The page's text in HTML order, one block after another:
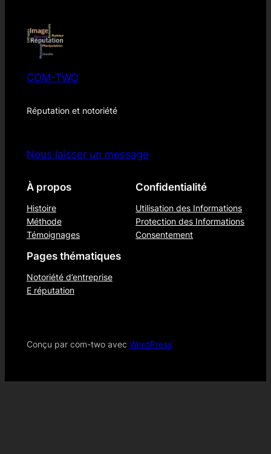
COM-TWO
Réputation et notoriété
Nous laisser un message
À propos
Histoire
Méthode
Témoignages
Confidentialité
Utilisation des Informations
Protection des Informations
Consentement
Pages thématiques
Notoriété d’entreprise
E réputation
Conçu par com-two avec WordPress